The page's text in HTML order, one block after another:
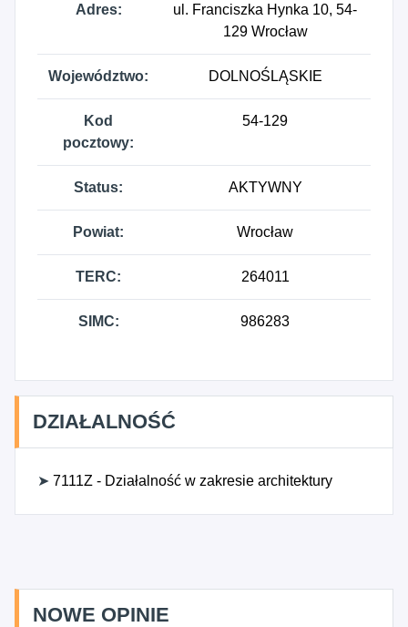
Adres:
ul. Franciszka Hynka 10, 54-
129 Wrocław
Województwo: DOLNOŚLĄSKIE
Kod
pocztowy:
54-129
Status: AKTYWNY
Powiat: Wrocław
TERC: 264011
SIMC: 986283
DZIAŁALNOŚĆ
➤ 7111Z - Działalność w zakresie architektury
NOWE OPINIE